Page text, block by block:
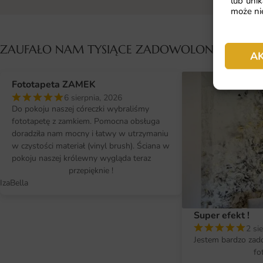
może
ZAUFAŁO NAM TYSIĄCE ZADOWOLONYCH
Fototapeta ZAMEK
6 sierpnia, 2026
Do pokoju naszej córeczki wybraliśmy
fototapetę z zamkiem. Pomocna obsługa
doradziła nam mocny i łatwy w utrzymaniu
w czystości materiał (vinyl brush). Ściana w
pokoju naszej królewny wygląda teraz
przepięknie !
IzaBella
Super efekt !
2
Jestem bardzo